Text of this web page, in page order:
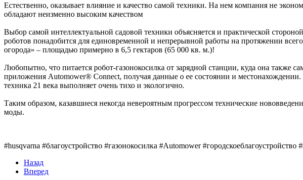
Естественно, оказывает влияние и качество самой техники. На нем компания не
обладают неизменно высоким качеством
Выбор самой интеллектуальной садовой техники объясняется и практической
роботов понадобится для единовременной и непрерывной работы на протяжении
огорода» – площадью примерно в 6,5 гектаров (65 000 кв. м.)!
Любопытно, что питается робот-газонокосилка от зарядной станции, куда она
приложения Automower® Connect, получая данные о ее состоянии и
техника 21 века выполняет очень тихо и экологично.
Таким образом, казавшиеся некогда невероятным прогрессом технические
моды.
#husqvarna #благоустройство #газонокосилка #Automower #городскоеблагоустройство
Назад
Вперед